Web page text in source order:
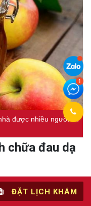
được nhiều người sử
chữa đau dạ
cách chữa đau dạ
mang lại. Tuy nhiên
ĐẶT LỊCH KHÁM